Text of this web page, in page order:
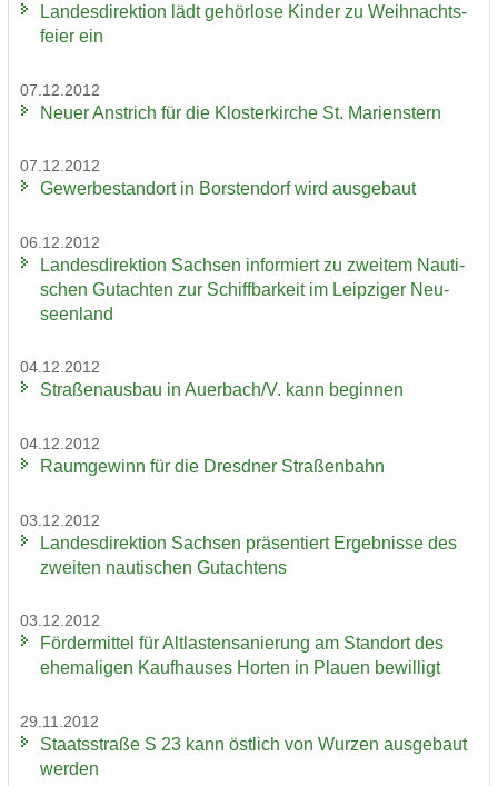
Lan­des­di­rek­ti­on lädt ge­hör­lo­se Kin­der zu Weih­nachts­
fei­er ein
07.12.2012
Neuer An­strich für die Klos­ter­kir­che St. Ma­ri­enstern
07.12.2012
Ge­wer­be­stand­ort in Bors­ten­dorf wird aus­ge­baut
06.12.2012
Lan­des­di­rek­ti­on Sach­sen in­for­miert zu zwei­tem Nau­ti­
schen Gut­ach­ten zur Schiff­bar­keit im Leip­zi­ger Neu­
seen­land
04.12.2012
Stra­ßen­aus­bau in Au­er­bach/V. kann be­gin­nen
04.12.2012
Raum­ge­winn für die Dresd­ner Stra­ßen­bahn
03.12.2012
Lan­des­di­rek­ti­on Sach­sen prä­sen­tiert Er­geb­nis­se des
zwei­ten nau­ti­schen Gut­ach­tens
03.12.2012
För­der­mit­tel für Alt­las­ten­sa­nie­rung am Stand­ort des
ehe­ma­li­gen Kauf­hau­ses Hor­ten in Plau­en be­wil­ligt
29.11.2012
Staats­stra­ße S 23 kann öst­lich von Wur­zen aus­ge­baut
wer­den